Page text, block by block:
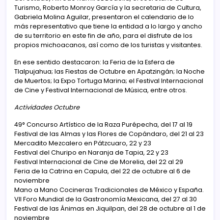
Turismo, Roberto Monroy García y la secretaria de Cultura,
Gabriela Molina Aguilar, presentaron el calendario de lo
más representativo que tiene la entidad a lo largo y ancho
de su territorio en este fin de año, para el disfrute de los
propios michoacanos, así como de los turistas y visitantes.
En ese sentido destacaron: la Feria de la Esfera de
Tlalpujahua; las Fiestas de Octubre en Apatzingán; la Noche
de Muertos; la Expo Tortuga Marina; el Festival Internacional
de Cine y Festival Internacional de Música, entre otros.
Actividades Octubre
49° Concurso Artístico de la Raza Purépecha, del 17 al 19
Festival de las Almas y las Flores de Copándaro, del 21 al 23
Mercadito Mezcalero en Pátzcuaro, 22 y 23
Festival del Churipo en Naranja de Tapia, 22 y 23
Festival Internacional de Cine de Morelia, del 22 al 29
Feria de la Catrina en Capula, del 22 de octubre al 6 de
noviembre
Mano a Mano Cocineras Tradicionales de México y España.
VII Foro Mundial de la Gastronomía Mexicana, del 27 al 30
Festival de las Ánimas en Jiquilpan, del 28 de octubre al 1 de
noviembre